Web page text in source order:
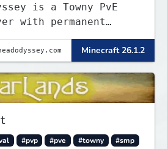
is a Towny PvE
with permanent
ships, dungeons,
seasonal events.
hunt treasure, and
Minecraft 26.1.2
#pvp #pve #towny
#smp